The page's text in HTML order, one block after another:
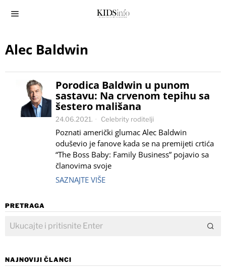
Alec Baldwin
Porodica Baldwin u punom
sastavu: Na crvenom tepihu sa
šestero mališana
24.06.2021. Celebrity roditelji
Poznati američki glumac Alec Baldwin
oduševio je fanove kada se na premijeti crtića
“The Boss Baby: Family Business” pojavio sa
članovima svoje
SAZNAJTE VIŠE
PRETRAGA
NAJNOVIJI ČLANCI